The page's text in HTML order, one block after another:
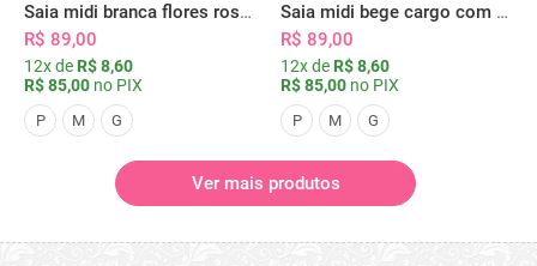
Saia midi branca flores rosas com bolsos
R$ 89,00
12x de R$ 8,60
R$ 85,00 no PIX
P M G
Saia midi bege cargo com bolsos
R$ 89,00
12x de R$ 8,60
R$ 85,00 no PIX
P M G
Ver mais produtos